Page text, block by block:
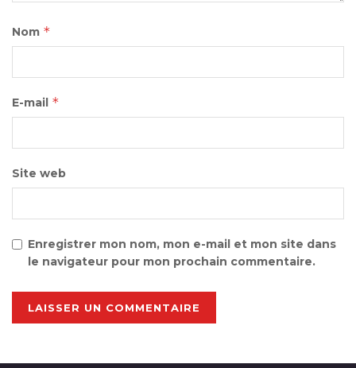
Nom *
E-mail *
Site web
Enregistrer mon nom, mon e-mail et mon site dans
le navigateur pour mon prochain commentaire.